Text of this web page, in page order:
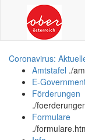
Coronavirus:
Amtstafel ./
E-
Förderungen
./
Formulare
./